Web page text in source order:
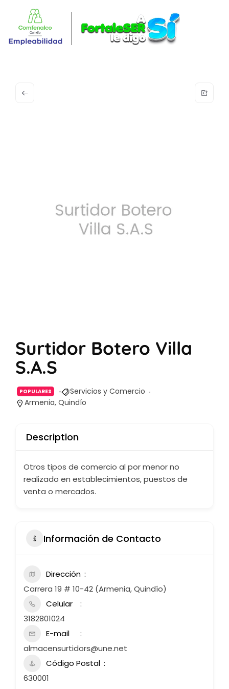
Surtidor Botero Villa
S.A.S
POPULARES
Servicios y Comercio
Armenia, Quindío
Description
Otros tipos de comercio al por menor no
realizado en establecimientos, puestos de
venta o mercados.
Información de Contacto
Dirección
Carrera 19 # 10-42 (Armenia, Quindío)
Celular
3182801024
E-mail
almacensurtidors@une.net
Código Postal
630001